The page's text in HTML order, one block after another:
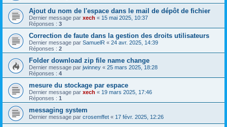
Ajout du nom de l'espace dans le mail de dépôt de fichier
Dernier message par xech « 15 mai 2025, 10:37
Réponses : 3
Correction de faute dans la gestion des droits utilisateurs
Dernier message par SamuelR « 24 avr. 2025, 14:39
Réponses : 2
Folder download zip file name change
Dernier message par jwinney « 25 mars 2025, 18:28
Réponses : 4
mesure du stockage par espace
Dernier message par xech « 19 mars 2025, 17:46
Réponses : 1
messaging system
Dernier message par crosemffet « 17 févr. 2025, 12:26